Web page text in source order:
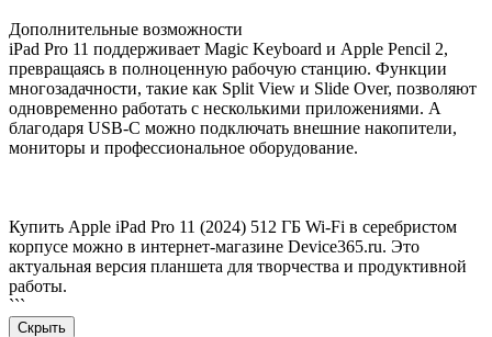
Дополнительные возможности
iPad Pro 11 поддерживает Magic Keyboard и Apple Pencil 2,
превращаясь в полноценную рабочую станцию. Функции
многозадачности, такие как Split View и Slide Over, позволяют
одновременно работать с несколькими приложениями. А
благодаря USB-C можно подключать внешние накопители,
мониторы и профессиональное оборудование.
Купить Apple iPad Pro 11 (2024) 512 ГБ Wi-Fi в серебристом
корпусе можно в интернет-магазине Device365.ru. Это
актуальная версия планшета для творчества и продуктивной
работы.
```
Скрыть